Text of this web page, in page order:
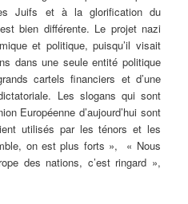
Juifs et à la glorification du
bien différente. Le projet nazi
et politique, puisqu’il visait
dans une seule entité politique
cartels financiers et d’une
Les slogans qui sont
Européenne d’aujourd’hui sont
utilisés par les ténors et les
on est plus forts », « Nous
des nations, c’est ringard »,